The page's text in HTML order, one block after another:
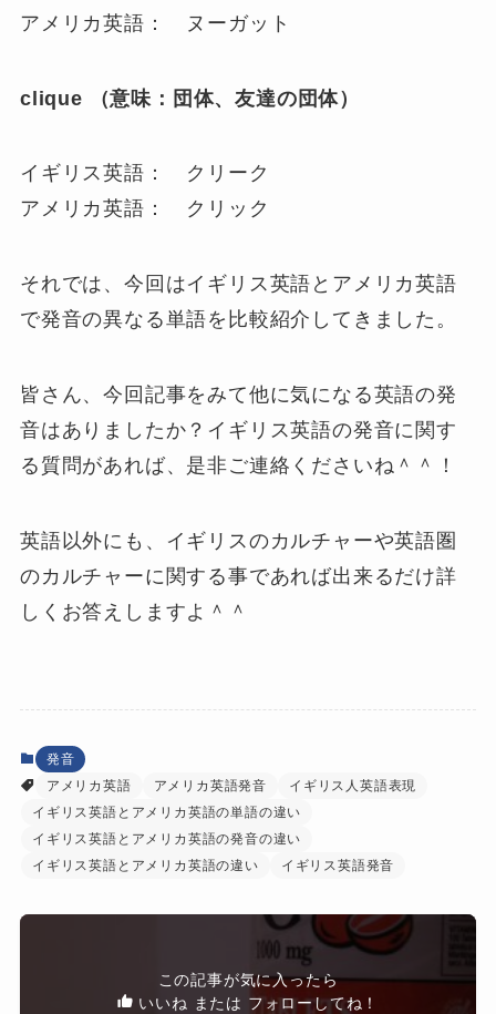
アメリカ英語： ヌーガット
clique （意味：団体、友達の団体）
イギリス英語： クリーク
アメリカ英語： クリック
それでは、今回はイギリス英語とアメリカ英語
で発音の異なる単語を比較紹介してきました。
皆さん、今回記事をみて他に気になる英語の発
音はありましたか？イギリス英語の発音に関す
る質問があれば、是非ご連絡くださいね＾＾！
英語以外にも、イギリスのカルチャーや英語圏
のカルチャーに関する事であれば出来るだけ詳
しくお答えしますよ＾＾
発音
アメリカ英語
アメリカ英語発音
イギリス人英語表現
イギリス英語とアメリカ英語の単語の違い
イギリス英語とアメリカ英語の発音の違い
イギリス英語とアメリカ英語の違い
イギリス英語発音
この記事が気に入ったら
いいね または フォローしてね！